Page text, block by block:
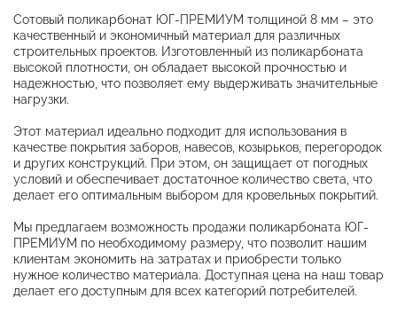
Сотовый поликарбонат ЮГ-ПРЕМИУМ толщиной 8 мм – это
качественный и экономичный материал для различных
строительных проектов. Изготовленный из поликарбоната
высокой плотности, он обладает высокой прочностью и
надежностью, что позволяет ему выдерживать значительные
нагрузки.
Этот материал идеально подходит для использования в
качестве покрытия заборов, навесов, козырьков, перегородок
и других конструкций. При этом, он защищает от погодных
условий и обеспечивает достаточное количество света, что
делает его оптимальным выбором для кровельных покрытий.
Мы предлагаем возможность продажи поликарбоната ЮГ-
ПРЕМИУМ по необходимому размеру, что позволит нашим
клиентам экономить на затратах и приобрести только
нужное количество материала. Доступная цена на наш товар
делает его доступным для всех категорий потребителей.